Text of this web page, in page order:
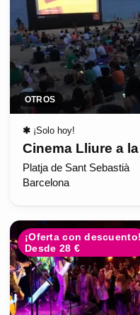
OTROS
✱ ¡Solo hoy!
Cinema Lliure a
Platja de Sant Sebastià
Barcelona
¡Oferta con descuento!
Desde 28 €